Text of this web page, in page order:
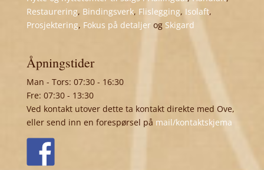
Restaurering, Bindingsverk, Flislegging, Isolaft,
Prosjektering, Fokus på detaljerog Skigard
Åpningstider
Man - Tors: 07:30 - 16:30
Fre: 07:30 - 13:30
Ved kontakt utover dette ta kontakt direkte med Ove,
eller send inn en forespørsel på mail/kontaktskjema